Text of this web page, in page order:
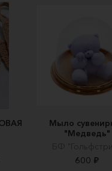
Мыло
"Медведь"
БФ
600 ₽